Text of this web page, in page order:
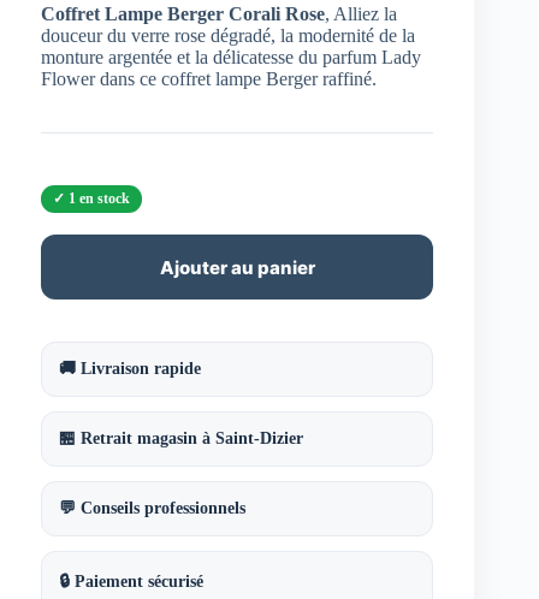
Coffret Lampe Berger Corali Rose, Alliez la
douceur du verre rose dégradé, la modernité de la
monture argentée et la délicatesse du parfum Lady
Flower dans ce coffret lampe Berger raffiné.
1 en stock
Ajouter au panier
🚚 Livraison rapide
🏪 Retrait magasin à Saint-Dizier
💬 Conseils professionnels
🔒 Paiement sécurisé